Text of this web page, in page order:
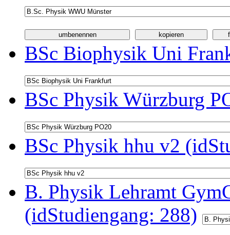
BSc Biophysik Uni
BSc Physik Würzburg
BSc Physik hhu v2
B. Physik Lehramt
(idStudiengang: 288)